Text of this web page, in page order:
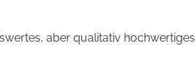
aber qualitativ hochwertiges